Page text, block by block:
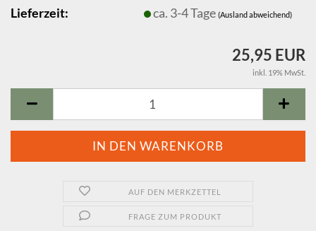
Lieferzeit:
ca. 3-4 Tage(Ausland abweichend)
25,95 EUR
inkl. 19% MwSt.
AUF DEN MERKZETTEL
FRAGE ZUM PRODUKT